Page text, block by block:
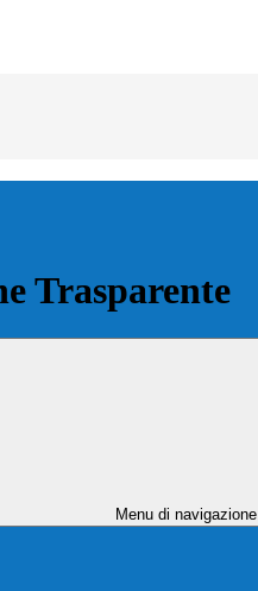
Trasparente
Menu di navigazione